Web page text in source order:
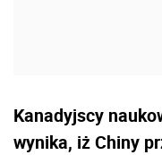
Kanadyjscy
wynika, iż Chiny